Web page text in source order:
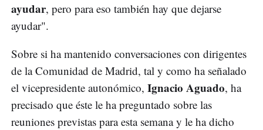
ayudar, pero para eso también hay que dejarse
ayudar".
Sobre si ha mantenido conversaciones con dirigentes
de la Comunidad de Madrid, tal y como ha señalado
el vicepresidente autonómico, Ignacio Aguado, ha
precisado que éste le ha preguntado sobre las
reuniones previstas para esta semana y le ha dicho